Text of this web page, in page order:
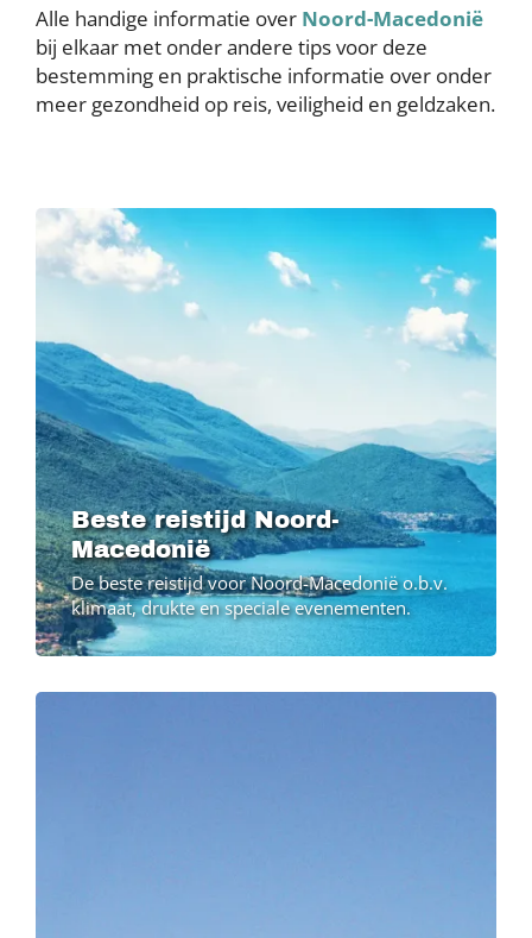
Alle handige informatie over Noord-Macedonië
bij elkaar met onder andere tips voor deze
bestemming en praktische informatie over onder
meer gezondheid op reis, veiligheid en geldzaken.
Image
Beste reistijd Noord-
Macedonië
De beste reistijd voor Noord-Macedonië o.b.v.
klimaat, drukte en speciale evenementen.
Image